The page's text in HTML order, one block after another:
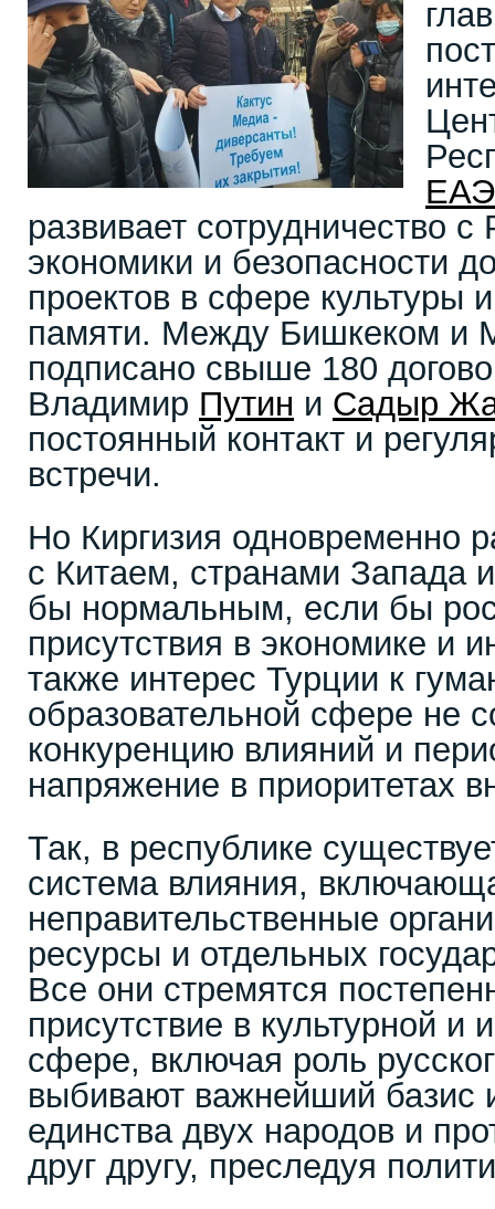
развивает сотрудничество с
экономики и безопасности
проектов в сфере культуры
памяти. Между Бишкеком и
подписано свыше 180
Владимир Путин и Садыр
постоянный контакт и
встречи.
Но Киргизия одновременно
с Китаем, странами Запада
бы нормальным, если бы
присутствия в экономике и
также интерес Турции к
образовательной сфере не
конкуренцию влияний и
напряжение в приоритетах
Так, в республике
система влияния,
неправительственные
ресурсы и отдельных
Все они стремятся
присутствие в культурной
сфере, включая роль
выбивают важнейший базис
единства двух народов и
друг другу, преследуя